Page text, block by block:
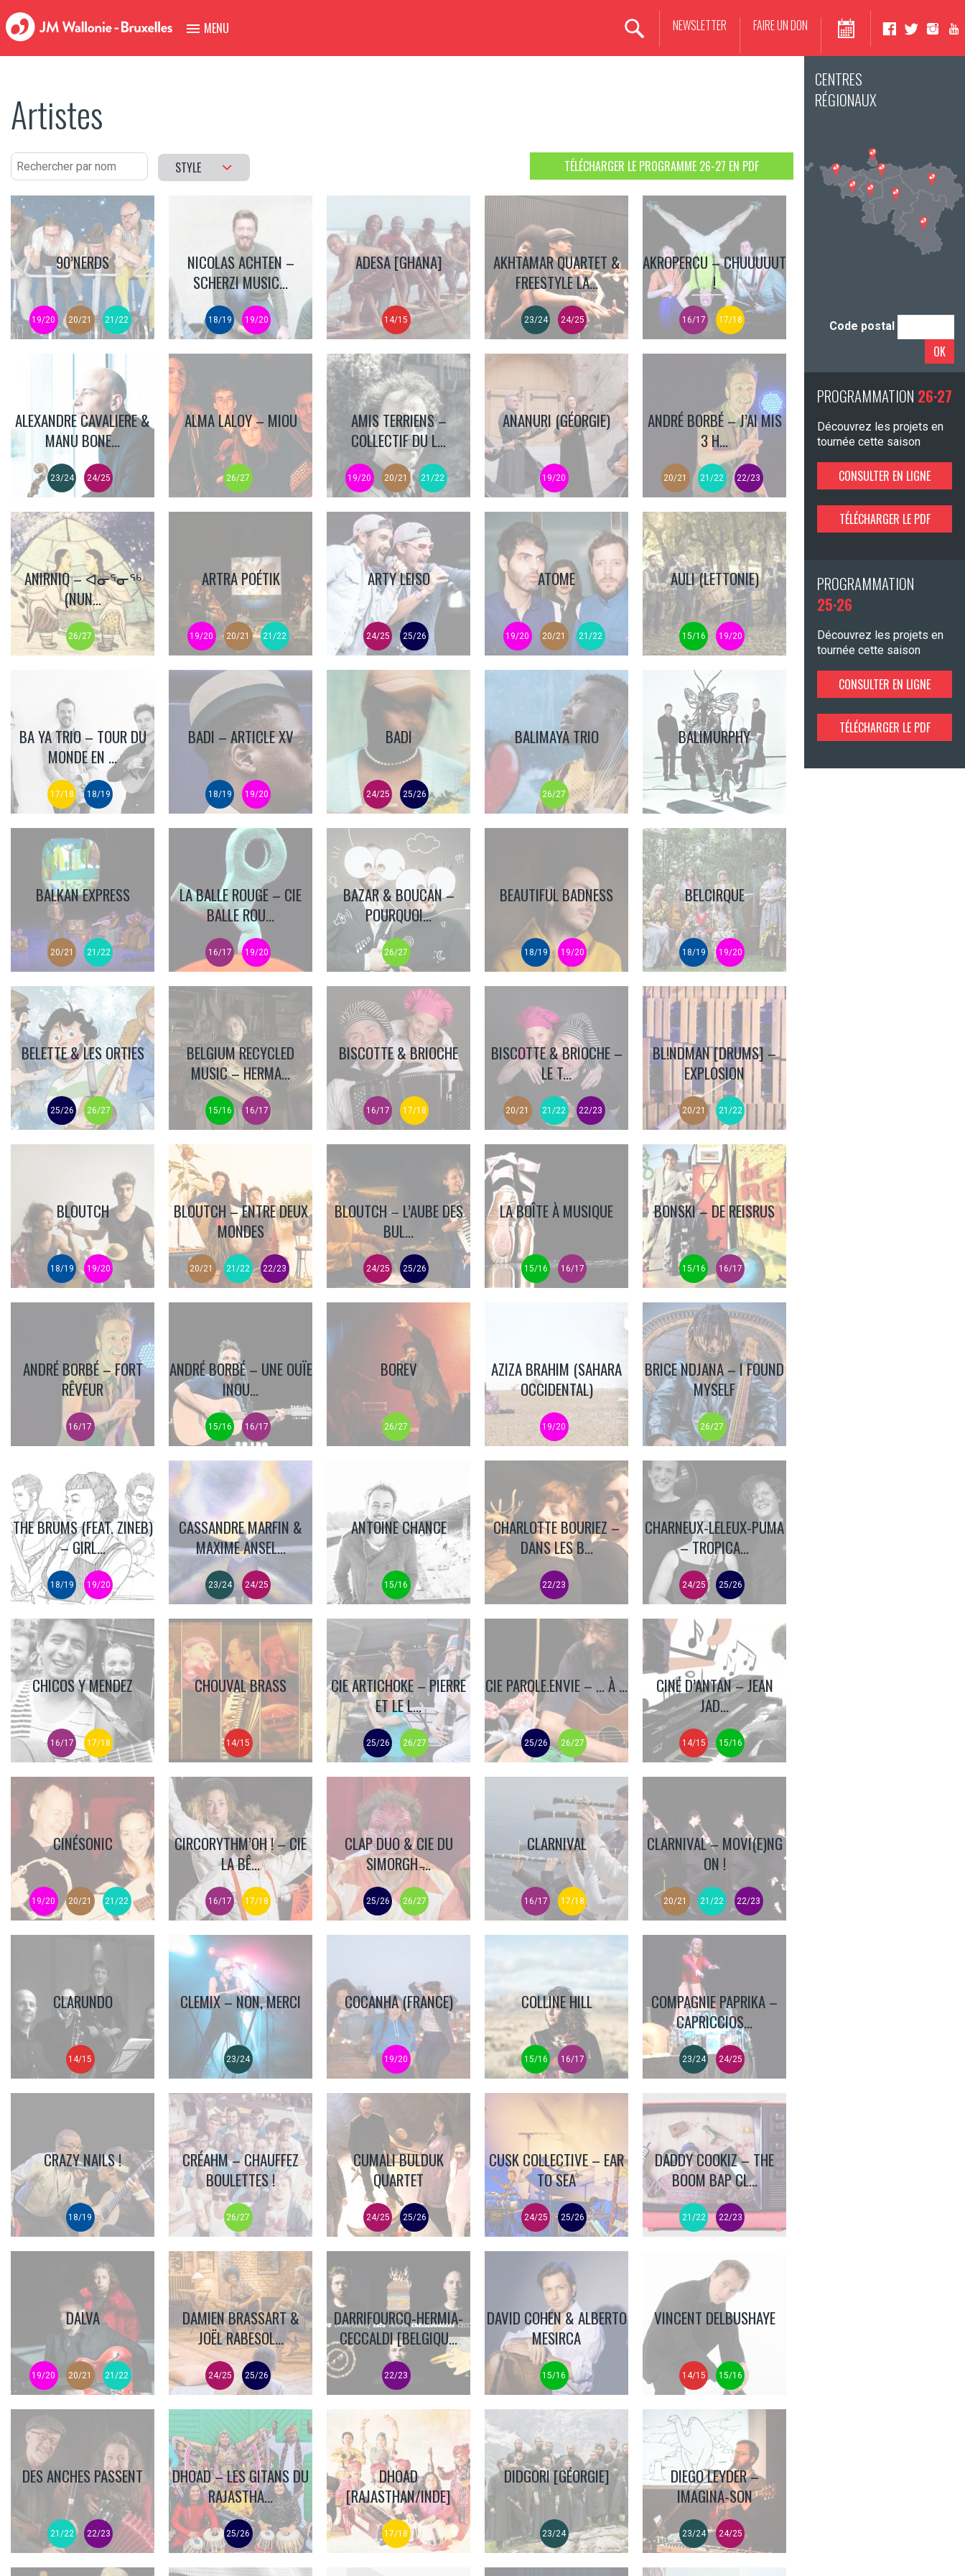
FAIRE UN DON
NEWSLETTER
MENU
Artistes
STYLE TÉLÉCHARGER LE PROGRAMME 26-27 EN PDF
90’NERDS
19/20 20/21 21/22
NICOLAS ACHTEN –
SCHERZI MUSIC...
18/19 19/20
ADESA [GHANA]
14/15
AKHTAMAR QUARTET &
FREESTYLE LA...
23/24 24/25
AKROPERCU – CHUUUUUT
!
16/17 17/18
ALEXANDRE CAVALIERE &
MANU BONE...
23/24 24/25
ALMA LALOY – MIOU
26/27
AMIS TERRIENS –
COLLECTIF DU L...
19/20 20/21 21/22
ANANURI (GÉORGIE)
19/20
ANDRÉ BORBÉ – J’AI MIS
3 H...
20/21 21/22 22/23
ANIRNIQ – ᐊᓂᕐᓂᖅ
(NUN...
26/27
ARTRA POÉTIK
19/20 20/21 21/22
ARTY LEISO
24/25 25/26
ATOME
19/20 20/21 21/22
AULI (LETTONIE)
15/16 19/20
BA YA TRIO – TOUR DU
MONDE EN ...
17/18 18/19
BADI – ARTICLE XV
18/19 19/20
BADI
24/25 25/26
BALIMAYA TRIO
26/27
BALIMURPHY
BALKAN EXPRESS
20/21 21/22
LA BALLE ROUGE – CIE
BALLE ROU...
16/17 19/20
BAZAR & BOUCAN –
POURQUOI...
26/27
BEAUTIFUL BADNESS
18/19 19/20
BELCIRQUE
18/19 19/20
BELETTE & LES ORTIES
25/26 26/27
BELGIUM RECYCLED
MUSIC – HERMA...
15/16 16/17
BISCOTTE & BRIOCHE
16/17 17/18
BISCOTTE & BRIOCHE –
LE T...
20/21 21/22 22/23
BL!NDMAN [DRUMS] –
EXPLOSION
20/21 21/22
BLOUTCH
18/19 19/20
BLOUTCH – ENTRE DEUX
MONDES
20/21 21/22 22/23
BLOUTCH – L’AUBE DES
BUL...
24/25 25/26
LA BOÎTE À MUSIQUE
15/16 16/17
BONSKI – DE REISRUS
15/16 16/17
ANDRÉ BORBÉ – FORT
RÊVEUR
16/17
ANDRÉ BORBÉ – UNE OUÏE
INOU...
15/16 16/17
BOREV
26/27
AZIZA BRAHIM (SAHARA
OCCIDENTAL)
19/20
BRICE NDJANA – I FOUND
MYSELF
26/27
THE BRUMS (FEAT. ZINEB)
– GIRL...
18/19 19/20
CASSANDRE MARFIN &
MAXIME ANSEL...
23/24 24/25
ANTOINE CHANCE
15/16
CHARLOTTE BOURIEZ –
DANS LES B...
22/23
CHARNEUX-LELEUX-PUMA
– TROPICA...
24/25 25/26
CHICOS Y MENDEZ
16/17 17/18
CHOUVAL BRASS
14/15
CIE ARTICHOKE – PIERRE
ET LE L...
25/26 26/27
CIE PAROLE.ENVIE – … À ...
25/26 26/27
CINÉ D’ANTAN – JEAN
JAD...
14/15 15/16
CINÉSONIC
19/20 20/21 21/22
CIRCORYTHM’OH ! – CIE
LA BÊ...
16/17 17/18
CLAP DUO & CIE DU
SIMORGH ̵...
25/26 26/27
CLARNIVAL
16/17 17/18
CLARNIVAL – MOVI(E)NG
ON !
20/21 21/22 22/23
CLARUNDO
14/15
CLEMIX – NON, MERCI
23/24
COCANHA (FRANCE)
19/20
COLLINE HILL
15/16 16/17
COMPAGNIE PAPRIKA –
CAPRICCIOS...
23/24 24/25
CRAZY NAILS !
18/19
CRÉAHM – CHAUFFEZ
BOULETTES !
26/27
CUMALI BULDUK
QUARTET
24/25 25/26
CUSK COLLECTIVE – EAR
TO SEA
24/25 25/26
DADDY COOKIZ – THE
BOOM BAP CL...
21/22 22/23
DALVA
19/20 20/21 21/22
DAMIEN BRASSART &
JOËL RABESOL...
24/25 25/26
DARRIFOURCQ-HERMIA-
CECCALDI [BELGIQU...
22/23
DAVID COHEN & ALBERTO
MESIRCA
15/16
VINCENT DELBUSHAYE
14/15 15/16
DES ANCHES PASSENT
21/22 22/23
DHOAD – LES GITANS DU
RAJASTHA...
25/26
DHOAD
[RAJASTHAN/INDE]
17/18
DIDGORI [GÉORGIE]
23/24
DIEGO LEYDER –
IMAGINA-SON
23/24 24/25
CENTRES
RÉGIONAUX
Code postal
OK
PROGRAMMATION 26·27
Découvrez les projets en
tournée cette saison
CONSULTER EN LIGNE
TÉLÉCHARGER LE PDF
PROGRAMMATION
25·26
Découvrez les projets en
tournée cette saison
CONSULTER EN LIGNE
TÉLÉCHARGER LE PDF